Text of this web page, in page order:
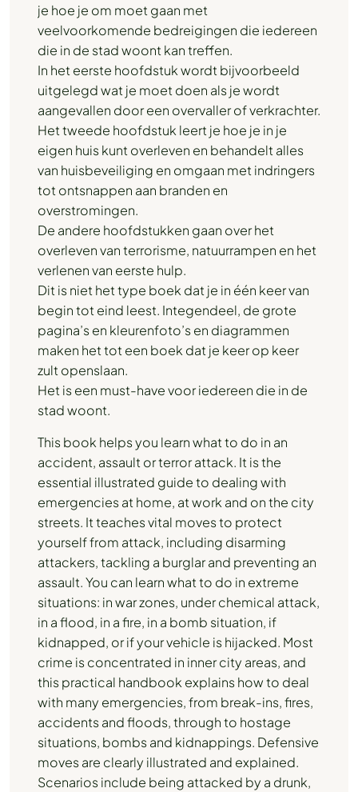
je hoe je om moet gaan met
veelvoorkomende bedreigingen die iedereen
die in de stad woont kan treffen.
In het eerste hoofdstuk wordt bijvoorbeeld
uitgelegd wat je moet doen als je wordt
aangevallen door een overvaller of verkrachter.
Het tweede hoofdstuk leert je hoe je in je
eigen huis kunt overleven en behandelt alles
van huisbeveiliging en omgaan met indringers
tot ontsnappen aan branden en
overstromingen.
De andere hoofdstukken gaan over het
overleven van terrorisme, natuurrampen en het
verlenen van eerste hulp.
Dit is niet het type boek dat je in één keer van
begin tot eind leest. Integendeel, de grote
pagina’s en kleurenfoto’s en diagrammen
maken het tot een boek dat je keer op keer
zult openslaan.
Het is een must-have voor iedereen die in de
stad woont.
This book helps you learn what to do in an
accident, assault or terror attack. It is the
essential illustrated guide to dealing with
emergencies at home, at work and on the city
streets. It teaches vital moves to protect
yourself from attack, including disarming
attackers, tackling a burglar and preventing an
assault. You can learn what to do in extreme
situations: in war zones, under chemical attack,
in a flood, in a fire, in a bomb situation, if
kidnapped, or if your vehicle is hijacked. Most
crime is concentrated in inner city areas, and
this practical handbook explains how to deal
with many emergencies, from break-ins, fires,
accidents and floods, through to hostage
situations, bombs and kidnappings. Defensive
moves are clearly illustrated and explained.
Scenarios include being attacked by a drunk,